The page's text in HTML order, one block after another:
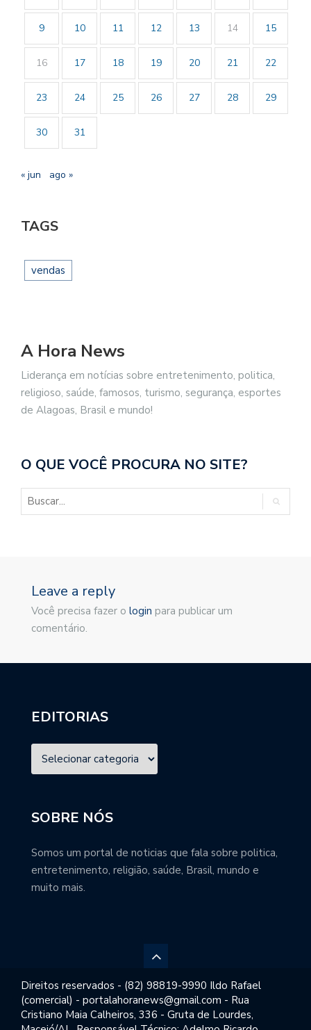
9 10 11 12 13 14 15
16 17 18 19 20 21 22
23 24 25 26 27 28 29
30 31
« jun ago »
TAGS
vendas
A Hora News
Liderança em notícias sobre entretenimento, politica,
religioso, saúde, famosos, turismo, segurança, esportes
de Alagoas, Brasil e mundo!
O QUE VOCÊ PROCURA NO SITE?
Leave a reply
Você precisa fazer o login para publicar um
comentário.
EDITORIAS
SOBRE NÓS
Somos um portal de noticias que fala sobre politica,
entretenimento, religião, saúde, Brasil, mundo e
muito mais.
Direitos reservados - (82) 98819-9990 Ildo Rafael
(comercial) - portalahoranews@gmail.com - Rua
Cristiano Maia Calheiros, 336 - Gruta de Lourdes,